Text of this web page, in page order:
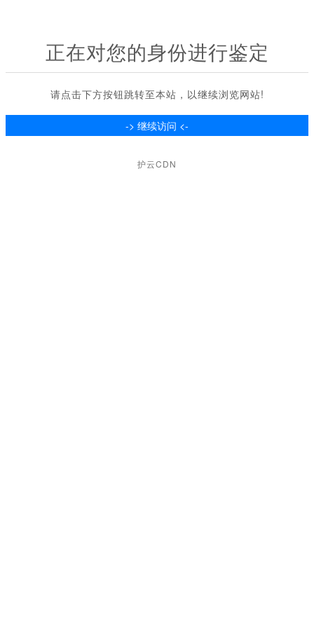
正在对您的身份进行鉴定
请点击下方按钮跳转至本站，以继续浏览网站!
护云CDN